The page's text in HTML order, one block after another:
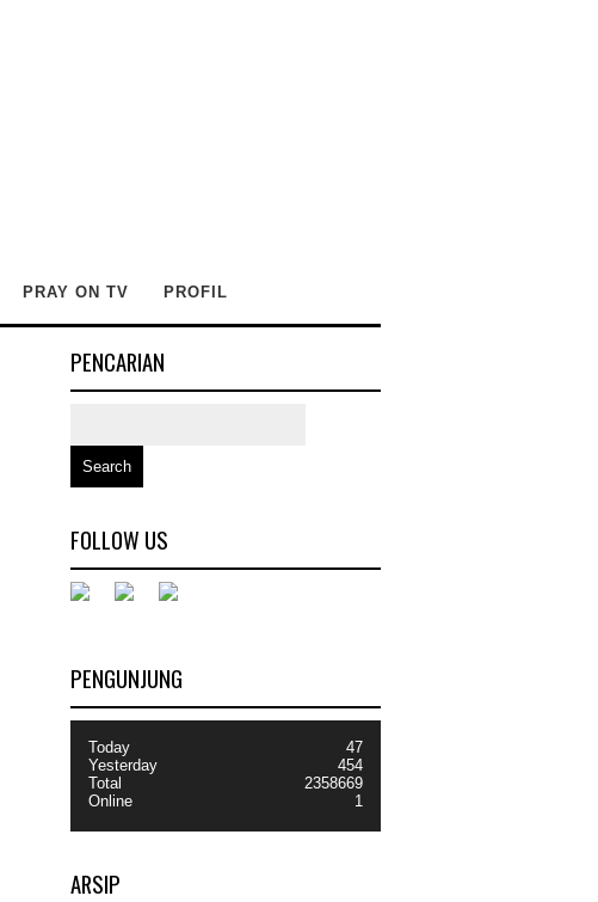
PRAY ON TV PROFIL
PENCARIAN
FOLLOW US
PENGUNJUNG
Today
Yesterday
Total
Online
47
454
2358669
1
ARSIP